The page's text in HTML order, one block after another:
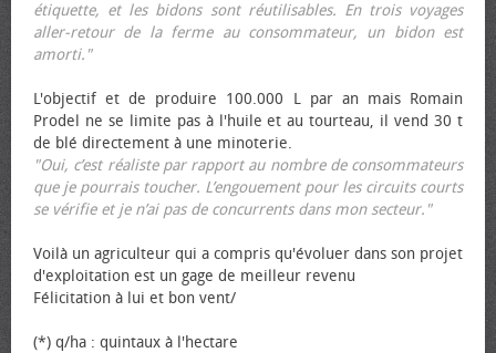
étiquette, et les bidons sont réutilisables. En trois voyages
aller-retour de la ferme au consommateur, un bidon est
amorti."
L'objectif et de produire 100.000 L par an mais Romain
Prodel ne se limite pas à l'huile et au tourteau, il vend 30 t
de blé directement à une minoterie.
"Oui, c’est réaliste par rapport au nombre de consommateurs
que je pourrais toucher. L’engouement pour les circuits courts
se vérifie et je n’ai pas de concurrents dans mon secteur."
Voilà un agriculteur qui a compris qu'évoluer dans son projet
d'exploitation est un gage de meilleur revenu
Félicitation à lui et bon vent/
(*) q/ha : quintaux à l'hectare